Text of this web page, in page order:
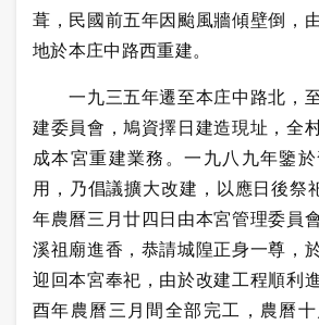
葺，民國前五年因颱風牆傾壁倒，
地於本庄中路西重建。
一九三五年遷至本庄中路北，至
建委員會，鳩資擇日建造現址，全
成本宮重建業務。一九八九年鑒
用，乃倡議擴大改建，以應日後祭
年農曆三月廿四日由本宮管理委員
溪祖廟進香，恭請城隍正身一尊，
迎回本宮奉祀，由於改建工程順利
酉年農曆三月間全部完工，農曆